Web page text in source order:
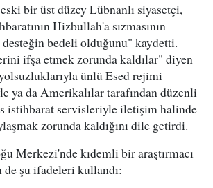
bir üst düzey Lübnanlı siyasetçi,
Hizbullah'a sızmasının
bedeli olduğunu" kaydetti.
ifşa etmek zorunda kaldılar" diyen
ünlü Esed rejimi
ya da Amerikalılar tarafından düzenli
istihbarat servisleriyle iletişim halinde
zorunda kaldığını dile getirdi.
Merkezi'nde kıdemli bir araştırmacı
şu ifadeleri kullandı: